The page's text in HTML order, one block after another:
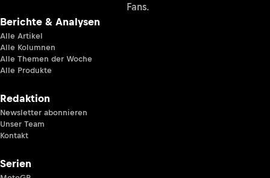
Fans.
Berichte & Analysen
Alle Artikel
Alle Kolumnen
Alle Themen der Woche
Alle Produkte
Redaktion
Newsletter abonnieren
Unser Team
Kontakt
Serien